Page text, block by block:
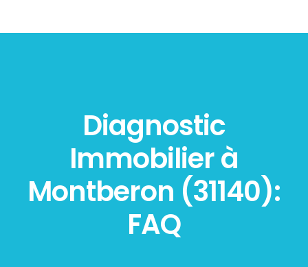
Diagnostic
Immobilier à
Montberon (31140):
FAQ